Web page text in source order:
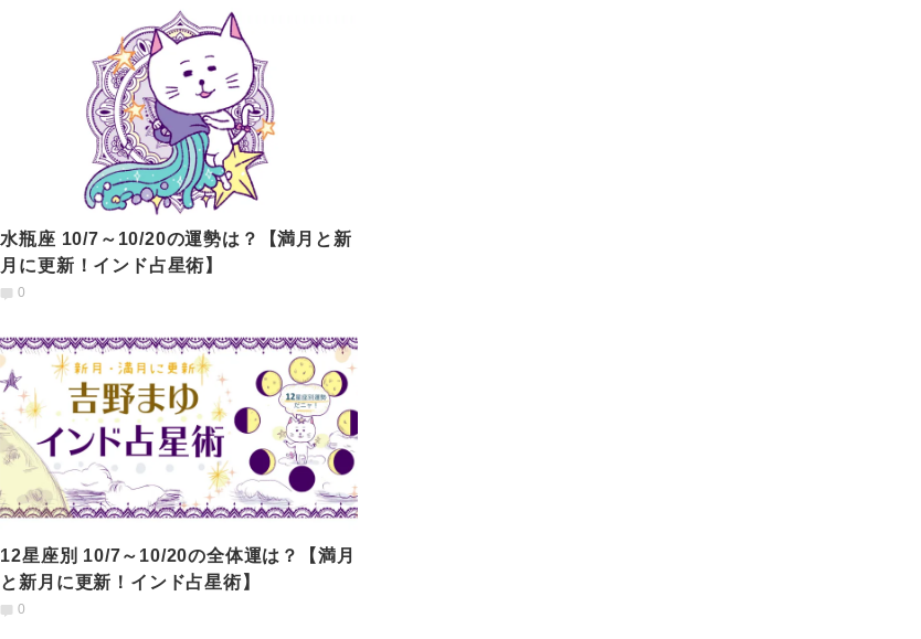
水瓶座 10/7～10/20の運勢は？【満月と新
月に更新！インド占星術】
0
12星座別 10/7～10/20の全体運は？【満月
と新月に更新！インド占星術】
0